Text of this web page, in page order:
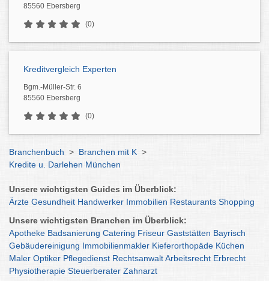
85560 Ebersberg
(0)
Kreditvergleich Experten
Bgm.-Müller-Str. 6
85560 Ebersberg
(0)
Branchenbuch > Branchen mit K >
Kredite u. Darlehen München
Unsere wichtigsten Guides im Überblick:
Ärzte Gesundheit Handwerker Immobilien Restaurants Shopping
Unsere wichtigsten Branchen im Überblick:
Apotheke Badsanierung Catering Friseur Gaststätten Bayrisch
Gebäudereinigung Immobilienmakler Kieferorthopäde Küchen
Maler Optiker Pflegedienst RechtsanwaltArbeitsrecht Erbrecht
Physiotherapie Steuerberater Zahnarzt